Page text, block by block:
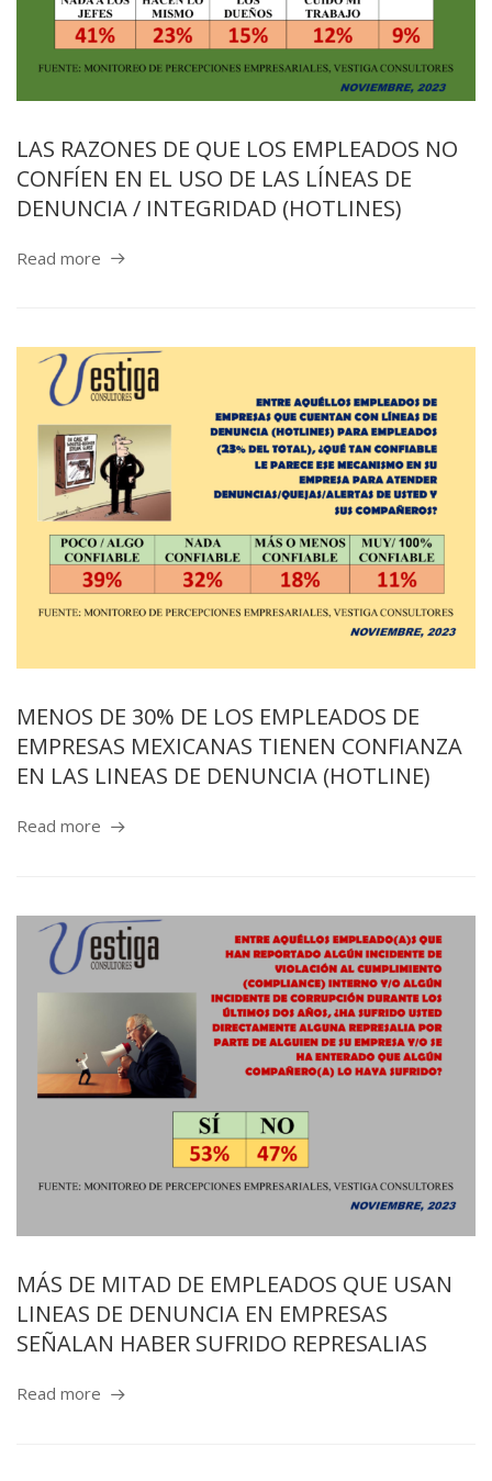
LAS RAZONES DE QUE LOS EMPLEADOS NO
CONFÍEN EN EL USO DE LAS LÍNEAS DE
DENUNCIA / INTEGRIDAD (HOTLINES)
Read more
MENOS DE 30% DE LOS EMPLEADOS DE
EMPRESAS MEXICANAS TIENEN CONFIANZA
EN LAS LINEAS DE DENUNCIA (HOTLINE)
Read more
MÁS DE MITAD DE EMPLEADOS QUE USAN
LINEAS DE DENUNCIA EN EMPRESAS
SEÑALAN HABER SUFRIDO REPRESALIAS
Read more